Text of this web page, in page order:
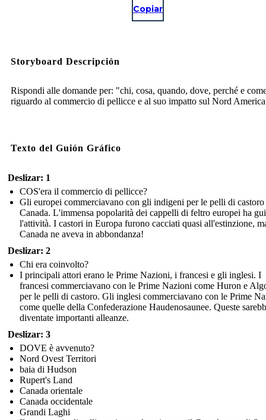
Copiar
Storyboard Descripción
Rispondi alle domande per: "chi, cosa, quando, dove, perché e
riguardo al commercio di pellicce e al suo impatto sul Nord
Texto del Guión Gráfico
Deslizar: 1
COS'era il commercio di pellicce?
Gli europei commerciavano con gli indigeni per le pelli di
Canada. L'immensa popolarità dei cappelli di feltro europei ha
l'attività. I castori in Europa furono cacciati quasi all'estinzione,
Canada ne aveva in abbondanza!
Deslizar: 2
Chi era coinvolto?
I principali attori erano le Prime Nazioni, i francesi e gli inglesi. I
francesi commerciavano con le Prime Nazioni come Huron e
per le pelli di castoro. Gli inglesi commerciavano con le Prime
come quelle della Confederazione Haudenosaunee. Queste
diventate importanti alleanze.
Deslizar: 3
DOVE è avvenuto?
Nord Ovest Territori
baia di Hudson
Rupert's Land
Canada orientale
Canada occidentale
Grandi Laghi